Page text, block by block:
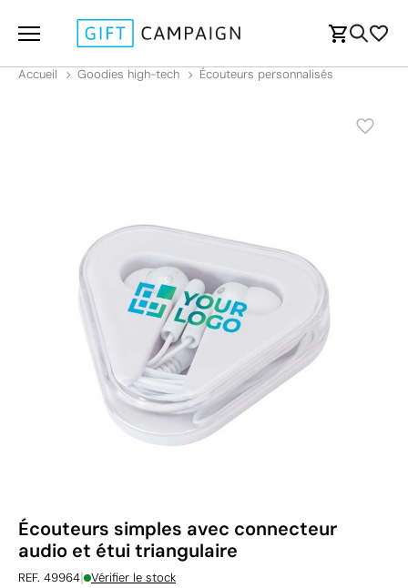
Accueil Goodies high-tech Écouteurs personnalisés
Écouteurs simples avec connecteur
audio et étui triangulaire
REF. 49964| Vérifier le stock